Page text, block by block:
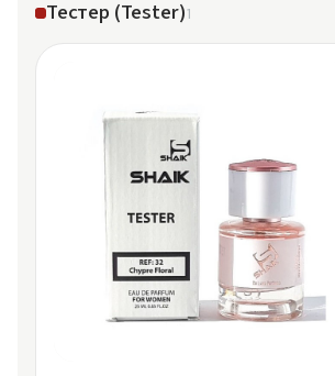
Тестер (Tester)1